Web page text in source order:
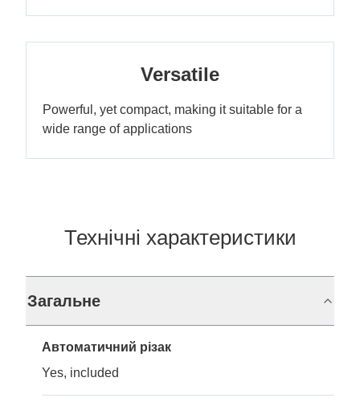
Versatile
Powerful, yet compact, making it suitable for a
wide range of applications
Технічні характеристики
Загальне
Автоматичний різак
Yes, included